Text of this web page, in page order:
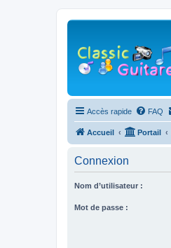
Accès rapide FAQ
Accueil Portail
Connexion
Nom d’utilisateur :
Mot de passe :